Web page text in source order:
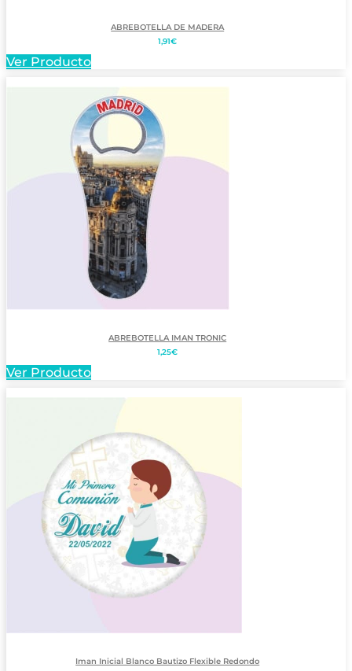
ABREBOTELLA DE MADERA
1,91€
Ver Producto
ABREBOTELLA IMAN TRONIC
1,25€
Ver Producto
Iman Inicial Blanco Bautizo Flexible Redondo